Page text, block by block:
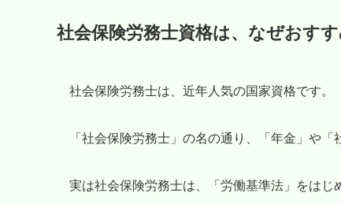
社会保険労務士資格は、なぜおすす
社会保険労務士は、近年人気の国家資格です。
「社会保険労務士」の名の通り、「年金」や
実は社会保険労務士は、「労働基準法」をはじ